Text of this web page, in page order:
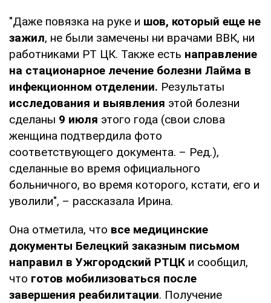
"Даже повязка на руке и шов, который еще не
зажил, не были замечены ни врачами ВВК, ни
работниками РТ ЦК. Также есть направление
на стационарное лечение болезни Лайма в
инфекционном отделении. Результаты
исследования и выявления этой болезни
сделаны 9 июля этого года (свои слова
женщина подтвердила фото
соответствующего документа. – Ред.),
сделанные во время официального
больничного, во время которого, кстати, его и
уволили", – рассказала Ирина.
Она отметила, что все медицинские
документы Белецкий заказным письмом
направил в Ужгородский РТЦК и сообщил,
что готов мобилизоваться после
завершения реабилитации. Получение